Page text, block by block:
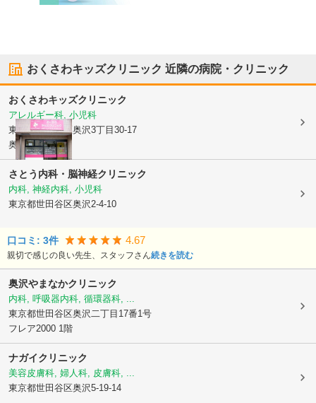
おくさわキッズクリニック 近隣の病院・クリニック
おくさわキッズクリニック
アレルギー科, 小児科
東京都世田谷区奥沢3丁目30-17
奥沢ハイツ1F
さとう内科・脳神経クリニック
内科, 神経内科, 小児科
東京都世田谷区奥沢2-4-10
口コミ: 3件 4.67
親切で感じの良い先生、スタッフさん続きを読む
奥沢やまなかクリニック
内科, 呼吸器内科, 循環器科, ...
東京都世田谷区奥沢二丁目17番1号
フレア2000 1階
ナガイクリニック
美容皮膚科, 婦人科, 皮膚科, ...
東京都世田谷区奥沢5-19-14